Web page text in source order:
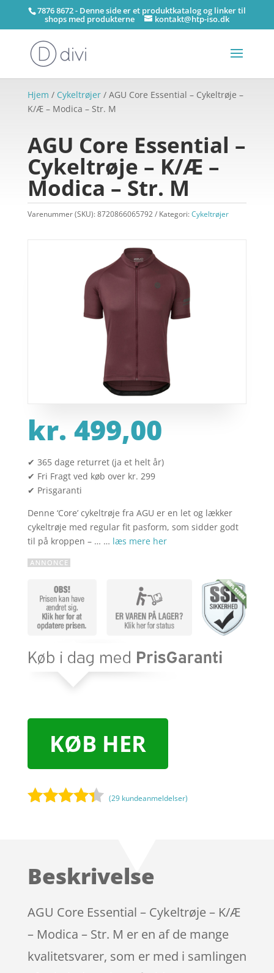
7876 8672 - Denne side er et produktkatalog og linker til
shops med produkterne kontakt@htp-iso.dk
Hjem / Cykeltrøjer/ AGU Core Essential – Cykeltrøje –
K/Æ – Modica – Str. M
AGU Core Essential –
Cykeltrøje – K/Æ –
Modica – Str. M
Varenummer (SKU):8720866065792 Kategori:Cykeltrøjer
kr. 499,00
✔ 365 dage returret (ja et helt år)
✔ Fri Fragt ved køb over kr. 299
✔ Prisgaranti
Denne ‘Core’ cykeltrøje fra AGU er en let og lækker
cykeltrøje med regular fit pasform, som sidder godt
til på kroppen – … … læs mere her
KØB HER
på
mmelser
(29 kundeanmeldelser)
Beskrivelse
AGU Core Essential – Cykeltrøje – K/Æ
– Modica – Str. M er en af de mange
kvalitetsvarer, som er med i samlingen